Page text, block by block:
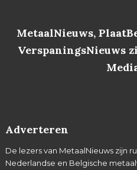
MetaalNieuws,
VerspaningsNieuws
Adverteren
De lezers van MetaalNieuws zijn
Nederlandse en Belgische